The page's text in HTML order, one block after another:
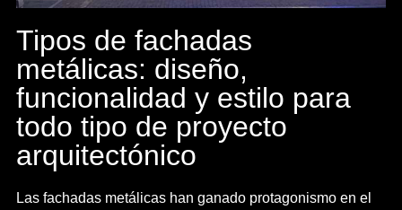
Tipos de fachadas
metálicas: diseño,
funcionalidad y estilo para
todo tipo de proyecto
arquitectónico
Las fachadas metálicas han ganado protagonismo en el